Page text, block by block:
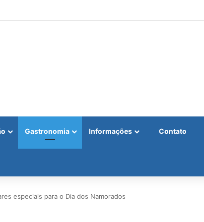
Gastronomia Informações Contato
especiais para o Dia dos Namorados